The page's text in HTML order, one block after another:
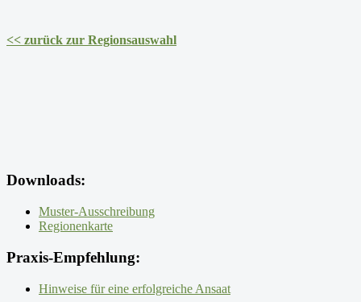
<< zurück zur Regionsauswahl
Downloads:
Muster-Ausschreibung
Regionenkarte
Praxis-Empfehlung:
Hinweise für eine erfolgreiche Ansaat